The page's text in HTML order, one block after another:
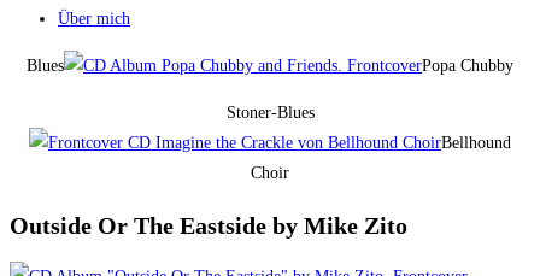
Über mich
Blues Popa Chubby
Stoner-Blues
Bellhound
Choir
Outside Or The Eastside by Mike Zito